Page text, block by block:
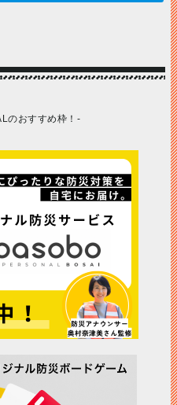
のおすすめ枠！-